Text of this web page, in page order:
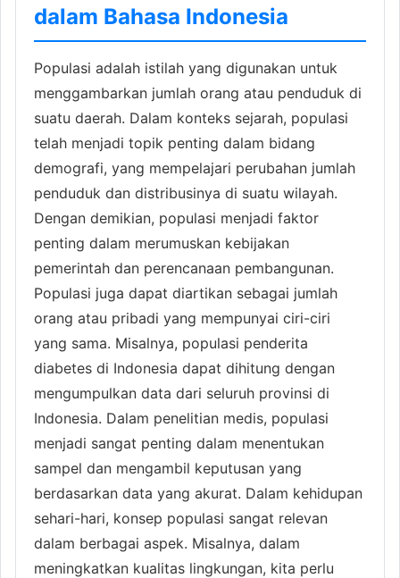
dalam Bahasa Indonesia
Populasi adalah istilah yang digunakan untuk
menggambarkan jumlah orang atau penduduk di
suatu daerah. Dalam konteks sejarah, populasi
telah menjadi topik penting dalam bidang
demografi, yang mempelajari perubahan jumlah
penduduk dan distribusinya di suatu wilayah.
Dengan demikian, populasi menjadi faktor
penting dalam merumuskan kebijakan
pemerintah dan perencanaan pembangunan.
Populasi juga dapat diartikan sebagai jumlah
orang atau pribadi yang mempunyai ciri-ciri
yang sama. Misalnya, populasi penderita
diabetes di Indonesia dapat dihitung dengan
mengumpulkan data dari seluruh provinsi di
Indonesia. Dalam penelitian medis, populasi
menjadi sangat penting dalam menentukan
sampel dan mengambil keputusan yang
berdasarkan data yang akurat. Dalam kehidupan
sehari-hari, konsep populasi sangat relevan
dalam berbagai aspek. Misalnya, dalam
meningkatkan kualitas lingkungan, kita perlu